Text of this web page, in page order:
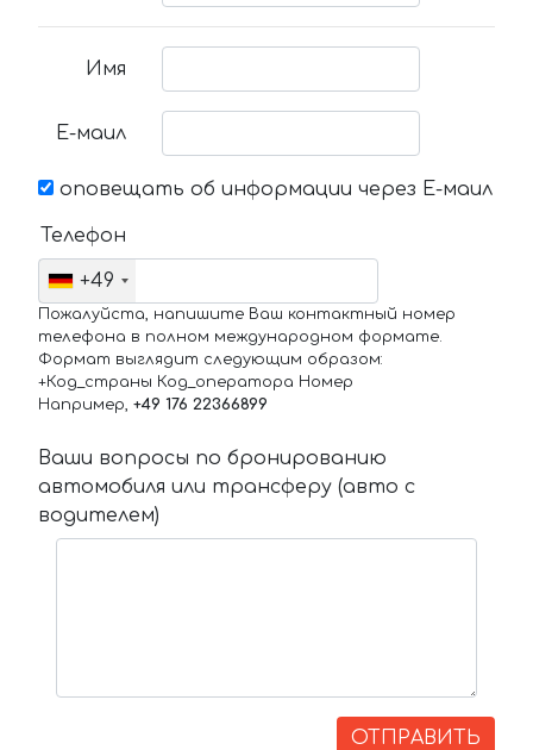
Имя
Е-маил
оповещать об информации через Е-маил
Телефон
+49
Пожалуйста, напишите Ваш контактный номер
телефона в полном международном формате.
Формат выглядит следующим образом:
+Код_страны Код_оператора Номер
Например, +49 176 22366899
Ваши вопросы по бронированию
автомобиля или трансферу (авто с
водителем)
ОТПРАВИТЬ